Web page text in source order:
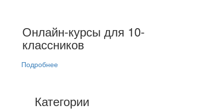
Онлайн-курсы для 10-
классников
Подробнее
Категории